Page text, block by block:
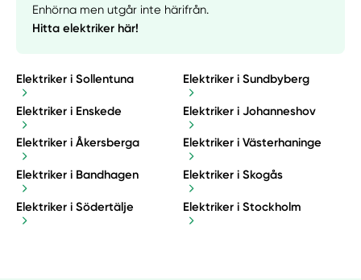
Enhörna men utgår inte härifrån.
Hitta elektriker här!
Elektriker i Sollentuna Elektriker i Sundbyberg
Elektriker i Enskede Elektriker i Johanneshov
Elektriker i Åkersberga Elektriker i Västerhaninge
Elektriker i Bandhagen Elektriker i Skogås
Elektriker i Södertälje Elektriker i Stockholm